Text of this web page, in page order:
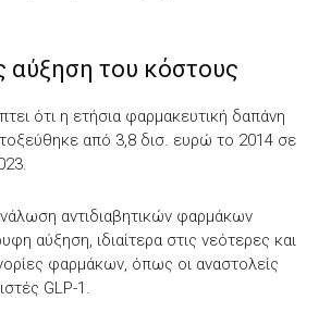
αύξηση του κόστους
ότι η ετήσια φαρμακευτική δαπάνη
από 3,8 δισ. ευρώ το 2014 σε
αντιδιαβητικών φαρμάκων
αύξηση, ιδιαίτερα στις νεότερες και
φαρμάκων, όπως οι αναστολείς
GLP-1.